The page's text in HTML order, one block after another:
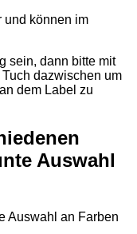
und können im
sein, dann bitte mit
dazwischen um
dem Label zu
Auswahl
Auswahl an Farben